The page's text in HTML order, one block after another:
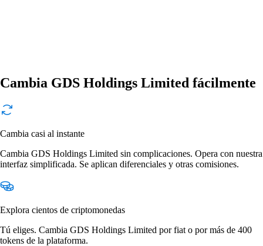
Cambia GDS Holdings Limited fácilmente
Cambia casi al instante
Cambia GDS Holdings Limited sin complicaciones. Opera con nuestra
interfaz simplificada. Se aplican diferenciales y otras comisiones.
Explora cientos de criptomonedas
Tú eliges. Cambia GDS Holdings Limited por fiat o por más de 400
tokens de la plataforma.